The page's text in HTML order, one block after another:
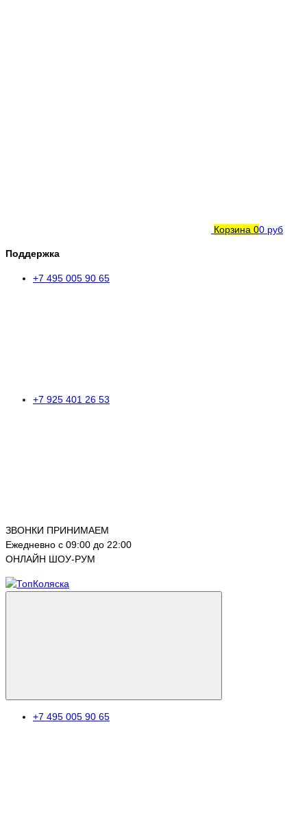
Корзина 00 руб
Поддержка
+7 495 005 90 65
+7 925 401 26 53
ЗВОНКИ ПРИНИМАЕМ
Ежедневно с 09:00 до 22:00
ОНЛАЙН ШОУ-РУМ
+7 495 005 90 65